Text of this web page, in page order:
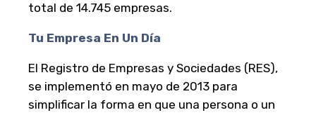
total de 14.745 empresas.
Tu Empresa En Un Día
El Registro de Empresas y Sociedades (RES),
se implementó en mayo de 2013 para
simplificar la forma en que una persona o un